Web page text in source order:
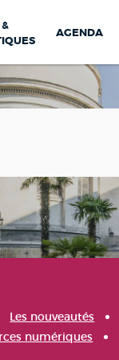
AGENDA
Les nouveautés
numériques